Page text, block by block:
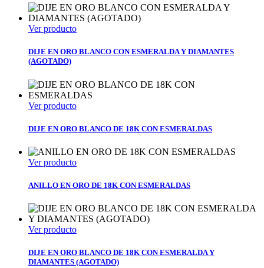
Ver producto
DIJE EN ORO BLANCO CON ESMERALDA Y DIAMANTES
(AGOTADO)
Ver producto
DIJE EN ORO BLANCO DE 18K CON ESMERALDAS
Ver producto
ANILLO EN ORO DE 18K CON ESMERALDAS
Ver producto
DIJE EN ORO BLANCO DE 18K CON ESMERALDA Y
DIAMANTES (AGOTADO)